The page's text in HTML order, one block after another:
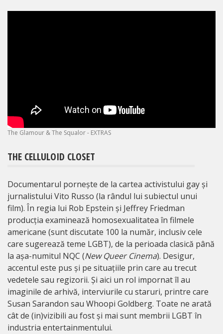
The Glamour & The Squalor - EXTRAS
THE CELLULOID CLOSET
Documentarul pornește de la cartea activistului gay și
jurnalistului Vito Russo (la rândul lui subiectul unui
film). În regia lui Rob Epstein și Jeffrey Friedman
producția examinează homosexualitatea în filmele
americane (sunt discutate 100 la număr, inclusiv cele
care sugerează teme LGBT), de la perioada clasică până
la așa-numitul NQC (New Queer Cinema). Desigur,
accentul este pus și pe situațiile prin care au trecut
vedetele sau regizorii. Și aici un rol impornat îl au
imaginile de arhivă, interviurile cu staruri, printre care
Susan Sarandon sau Whoopi Goldberg. Toate ne arată
cât de (in)vizibili au fost și mai sunt membrii LGBT în
industria entertainmentului.